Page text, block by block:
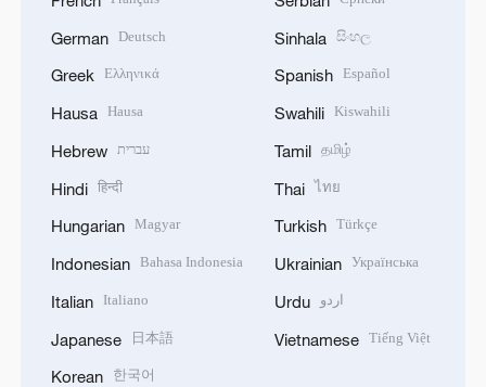
German Deutsch
Greek Ελληνικά
Hausa Hausa
Hebrew עברית
Hindi हिन्दी
Hungarian Magyar
Indonesian Bahasa Indonesia
Italian Italiano
Japanese 日本語
Korean 한국어
Sinhala සිංහල
Spanish Español
Swahili Kiswahili
Tamil தமிழ்
Thai ไทย
Turkish Türkçe
Ukrainian Українська
Urdu اردو
Vietnamese Tiếng Việt